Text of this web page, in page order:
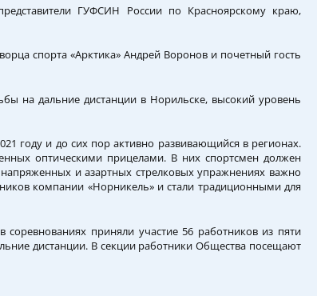
ГУФСИН России по Красноярскому краю,
спорта «Арктика» Андрей Воронов и почетный гость
на дальние дистанции в Норильске, высокий уровень
году и до сих пор активно развивающийся в регионах.
оптическими прицелами. В них спортсмен должен
и азартных стрелковых упражнениях важно
компании «Норникель» и стали традиционными для
приняли участие 56 работников из пяти
дистанции. В секции работники Общества посещают